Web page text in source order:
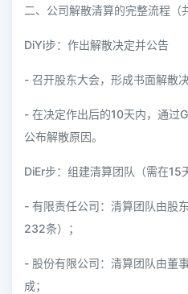
二、公司解散清算的完整流程（
DiYi步：作出解散决定并公告
- 召开股东大会，形成书面解散决
- 在决定作出后的10天内，通过
公布解散原因。
DiEr步：组建清算团队（需在15
- 有限责任公司：清算团队由股
232条）；
- 股份有限公司：清算团队由董
成；